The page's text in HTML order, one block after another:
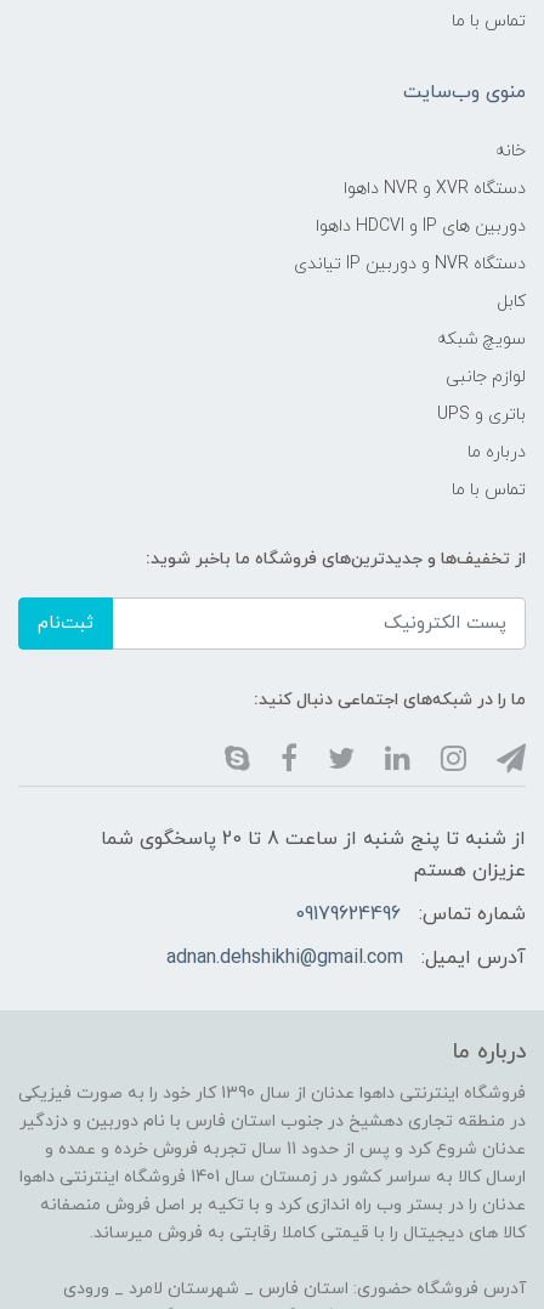
تماس با ما
منوی وب‌سایت
خانه
دستگاه XVR و NVR داهوا
دوربین های IP و HDCVI داهوا
دستگاه NVR و دوربین IP تیاندی
کابل
سویچ شبکه
لوازم جانبی
باتری و UPS
درباره ما
تماس با ما
از تخفیف‌ها و جدیدترین‌های فروشگاه ما باخبر شوید:
ثبت‌نام
ما را در شبکه‌های اجتماعی دنبال کنید:
از شنبه تا پنج شنبه از ساعت 8 تا 20 پاسخگوی شما
عزیزان هستم
شماره تماس:
09179624496
آدرس ایمیل:
adnan.dehshikhi@gmail.com
درباره ما
فروشگاه اینترنتی داهوا عدنان از سال 1390 کار خود را به صورت فیزیکی
در منطقه تجاری دهشیخ در جنوب استان فارس با نام دوربین و دزدگیر
عدنان شروع کرد و پس از حدود 11 سال تجربه فروش خرده و عمده و
ارسال کالا به سراسر کشور در زمستان سال 1401 فروشگاه اینترنتی داهوا
عدنان را در بستر وب راه اندازی کرد و با تکیه بر اصل فروش منصفانه
کالا های دیجیتال را با قیمتی کاملا رقابتی به فروش میرساند.
آدرس فروشگاه حضوری: استان فارس _ شهرستان لامرد _ ورودی